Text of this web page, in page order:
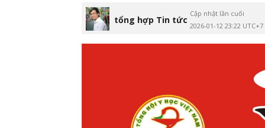
tổng hợp Tin tức
Cập nhật lần cuối
2026-01-12 23:22 UTC+7